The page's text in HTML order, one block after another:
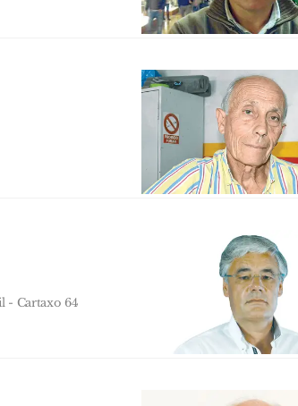
- Cartaxo 64